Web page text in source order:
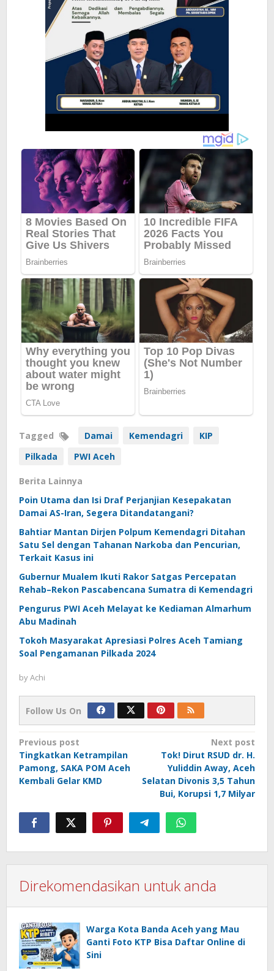
Tagged Damai Kemendagri
KIP
Pilkada
PWI Aceh
Berita Lainnya
Poin Utama dan Isi Draf Perjanjian Kesepakatan
Damai AS-Iran, Segera Ditandatangani?
Bahtiar Mantan Dirjen Polpum Kemendagri Ditahan
Satu Sel dengan Tahanan Narkoba dan Pencurian,
Terkait Kasus ini
Gubernur Mualem Ikuti Rakor Satgas Percepatan
Rehab–Rekon Pascabencana Sumatra di Kemendagri
Pengurus PWI Aceh Melayat ke Kediaman Almarhum
Abu Madinah
Tokoh Masyarakat Apresiasi Polres Aceh Tamiang
Soal Pengamanan Pilkada 2024
byAchi
Follow Us On
Post
navigation
Previous post
Tingkatkan Ketrampilan
Pamong, SAKA POM Aceh
Kembali Gelar KMD
Next post
Tok! Dirut RSUD dr. H.
Yuliddin Away, Aceh
Selatan Divonis 3,5 Tahun
Bui, Korupsi 1,7 Milyar
Direkomendasikan untuk anda
Warga Kota Banda Aceh yang Mau
Ganti Foto KTP Bisa Daftar Online di
Sini